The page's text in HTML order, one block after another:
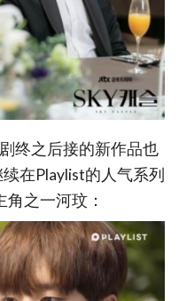
终之后接的新作品也
在Playlist的人气系列
之一河玟：